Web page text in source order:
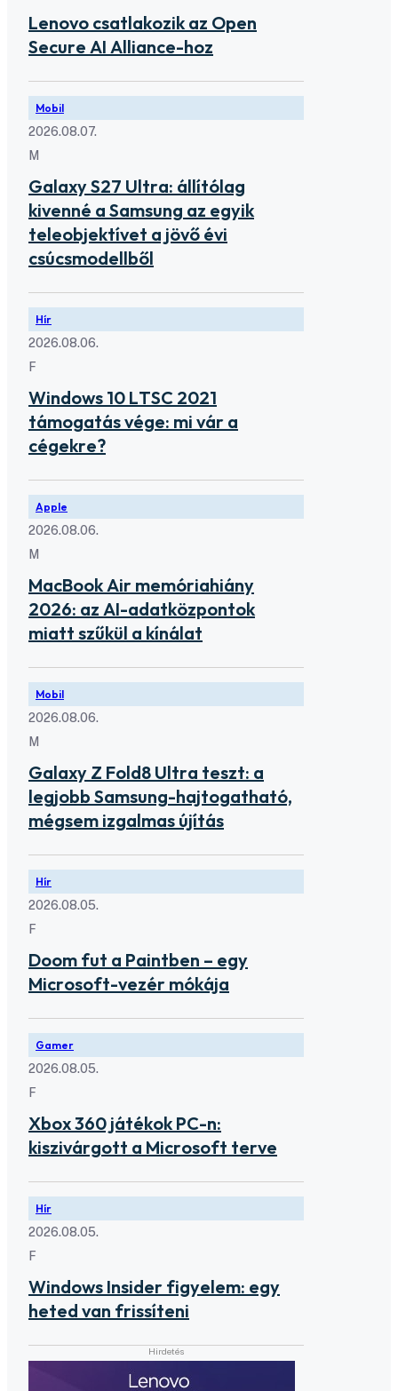
Lenovo csatlakozik az Open
Secure AI Alliance-hoz
Mobil
2026.08.07.
M
Galaxy S27 Ultra: állítólag
kivenné a Samsung az egyik
teleobjektívet a jövő évi
csúcsmodellből
Hír
2026.08.06.
F
Windows 10 LTSC 2021
támogatás vége: mi vár a
cégekre?
Apple
2026.08.06.
M
MacBook Air memóriahiány
2026: az AI-adatközpontok
miatt szűkül a kínálat
Mobil
2026.08.06.
M
Galaxy Z Fold8 Ultra teszt: a
legjobb Samsung-hajtogatható,
mégsem izgalmas újítás
Hír
2026.08.05.
F
Doom fut a Paintben – egy
Microsoft-vezér mókája
Gamer
2026.08.05.
F
Xbox 360 játékok PC-n:
kiszivárgott a Microsoft terve
Hír
2026.08.05.
F
Windows Insider figyelem: egy
heted van frissíteni